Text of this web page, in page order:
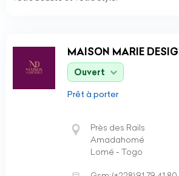
MAISON MARIE
Ouvert
Prêt à porter
Près des Rails
Amadahomé
Lomé - Togo